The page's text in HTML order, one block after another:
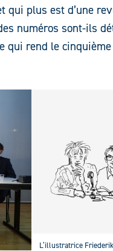
plus est d’une
numéros sont-ils
qui rend le
L’illustratrice